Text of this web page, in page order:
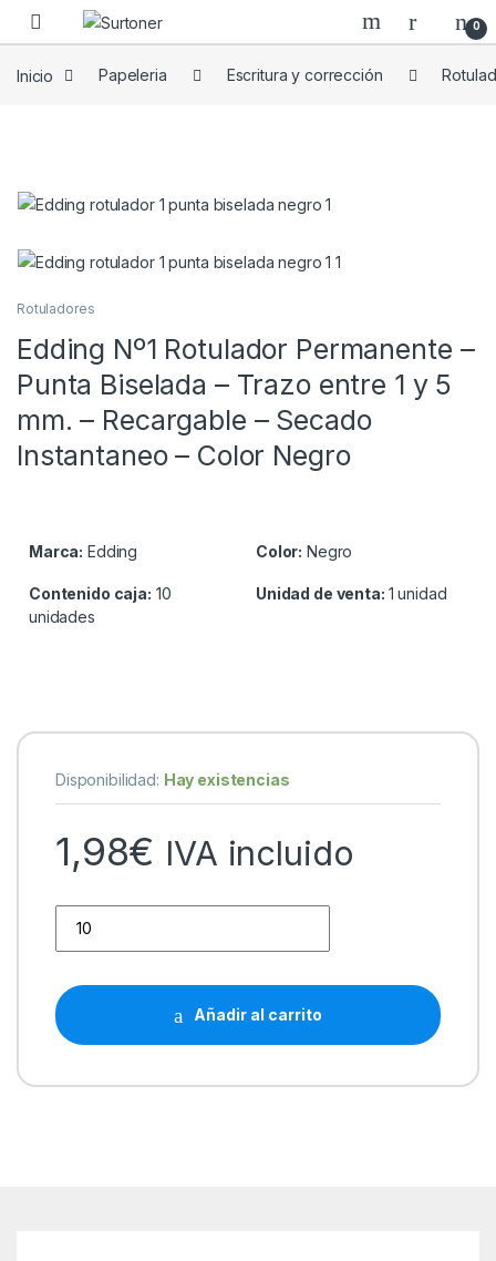
Skip to navigation
Skip to content
0
Inicio Papeleria Escritura y corrección
Rotuladores
Edding Nº1 Rotulador Permanente –
Punta Biselada – Trazo entre 1 y 5
mm. – Recargable – Secado
Instantaneo – Color Negro
Marca: Edding Color: Negro
Contenido caja: 10
unidades
Unidad de venta: 1 unidad
Disponibilidad: Hay existencias
1,98€ IVA incluido
Añadir al carrito